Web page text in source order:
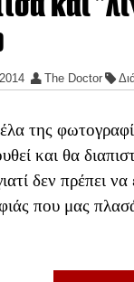
The Doctor
της
και θα
δεν πρέπει να
που μας